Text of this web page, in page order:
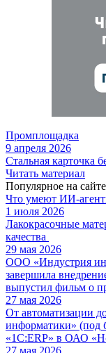
Промплощадка
9 апреля 2026
Стальная карточка
Читать материал
Популярное на сайте
Что умеют ИИ-
1 июля 2026
Лакокрасочные
качества
29 мая 2026
ООО «Индустрия
завершила
выпустил фильм о
27 мая 2026
От автоматизации
информатики»
«1С:ERP» в ОАО
27 мая 2026